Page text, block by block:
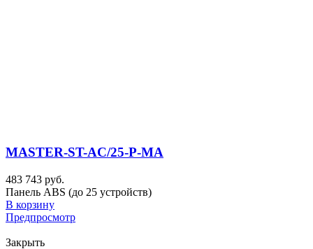
MASTER-ST-AC/25-P-MA
483 743 руб.
Панель ABS (до 25 устройств)
В корзину
Предпросмотр
Закрыть